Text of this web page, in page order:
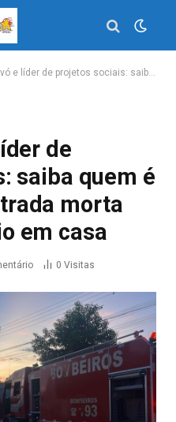
sociais: saiba quem é a mulher encontrada morta durante incêndio em casa
de
saiba quem é
morta
em casa
0 Visitas